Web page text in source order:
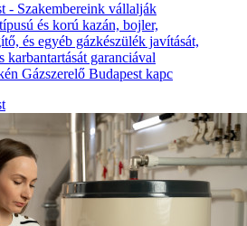
- Szakembereink vállalják
és korú kazán, bojler,
és egyéb gázkészülék javítását,
karbantartását garanciával
Gázszerelő Budapest kapc